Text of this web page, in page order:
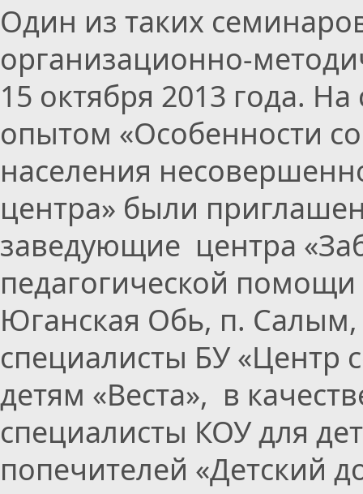
Один из таких
организационно-
15 октября 2013 года.
опытом «Особенности
населения
центра» были
заведующие центра
педагогической
Юганская Обь, п. Салым,
специалисты БУ
детям «Веста», в
специалисты КОУ для
попечителей «Детский